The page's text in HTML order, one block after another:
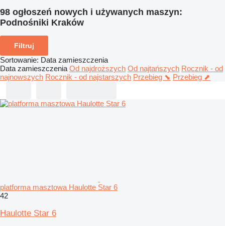
98 ogłoszeń nowych i używanych maszyn:
Podnośniki Kraków
Filtruj
Sortowanie: Data zamieszczenia
Data zamieszczenia Od najdroższych Od najtańszych Rocznik - od
najnowszych Rocznik - od najstarszych Przebieg ⬊ Przebieg ⬈
platforma masztowa Haulotte Star 6
42
Haulotte Star 6